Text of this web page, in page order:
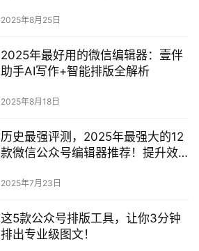
2025年8月25日
2025年最好用的微信编辑器：壹伴
助手AI写作+智能排版全解析
2025年8月18日
历史最强评测，2025年最强大的12
款微信公众号编辑器推荐！提升效
2025年7月23日
这5款公众号排版工具，让你3分钟
排出专业级图文！